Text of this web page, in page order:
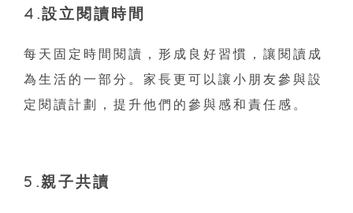
4.設立閱讀時間
每天固定時間閱讀，形成良好習慣，讓閱讀成
為生活的一部分。家長更可以讓小朋友參與設
定閱讀計劃，提升他們的參與感和責任感。
5.親子共讀